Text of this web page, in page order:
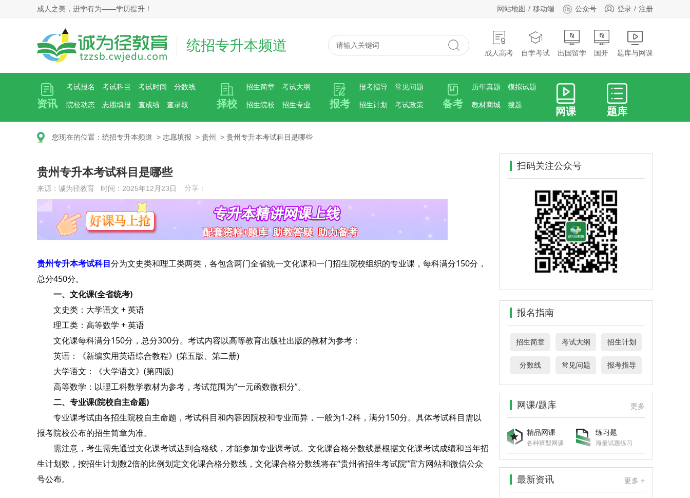
成人之美，进学有为——学历提升！ 网站地图 移动端 公众号 登录 注册
统招专升本频道 成人高考 自学考试 出国留学 国开 题库与网课
资讯
考试报名 考试科目 考试时间 分数线
院校动态 志愿填报 查成绩 查录取 择校
招生简章 考试大纲
招生院校 招生专业 报考
报考指导 常见问题
招生计划 考试政策 备考
历年真题 模拟试题
教材商城 搜题
网课 题库
您现在的位置： 统招专升本频道 > 志愿填报 > 贵州 > 贵州专升本考试科目是哪些
贵州专升本考试科目是哪些
来源：诚为径教育 时间：2025年12月23日 分享：
贵州专升本考试科目分为文史类和理工类两类，各包含两门全省统一文化课和一门招生院校组织的专业课，每科满分150分，
总分450分。‌
一、文化课(全省统考)
文史类：大学语文 + 英语
理工类：高等数学 + 英语
文化课每科满分150分，总分300分。考试内容以高等教育出版社出版的教材为参考：
英语：《新编实用英语综合教程》(第五版、第二册)
大学语文：《大学语文》(第四版)
高等数学：以理工科数学教材为参考，考试范围为“一元函数微积分”。
二、专业课(院校自主命题)
专业课考试由各招生院校自主命题，考试科目和内容因院校和专业而异，一般为1-2科，满分150分。具体考试科目需以
报考院校公布的招生简章为准。
需注意，考生需先通过文化课考试达到合格线，才能参加专业课考试。文化课合格分数线是根据文化课考试成绩和当年招
生计划数，按招生计划数2倍的比例划定文化课合格分数线，文化课合格分数线将在“贵州省招生考试院”官方网站和微信公众
号公布。
扫码关注公众号
报名指南
招生简章 考试大纲 招生计划
分数线 常见问题 报考指导
网课/题库 更多
精品网课
各种班型网课
练习题
海量试题练习
最新资讯 更多 +